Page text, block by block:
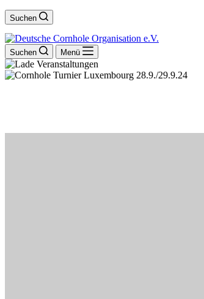
Suchen
Suchen Menü